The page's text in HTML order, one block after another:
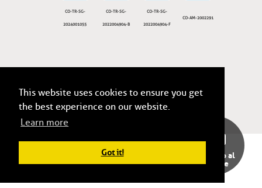
This website uses cookies to ensure you get
the best experience on our website.
Learn more
Got it! Servicio al
cliente
CO-TR-SG-
2024001055
CO-TR-SG-
2022004904-B
CO-TR-SG-
2022004904-F
CO-AM-2002291
ESSA, Todos los derechos reservados 2026
Términos y condiciones legales.